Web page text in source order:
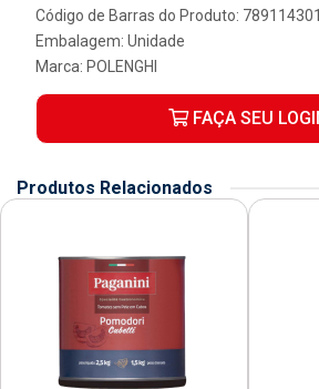
Código de Barras do Produto:
Embalagem: Unidade
Marca: POLENGHI
FAÇA SEU
Produtos Relacionados